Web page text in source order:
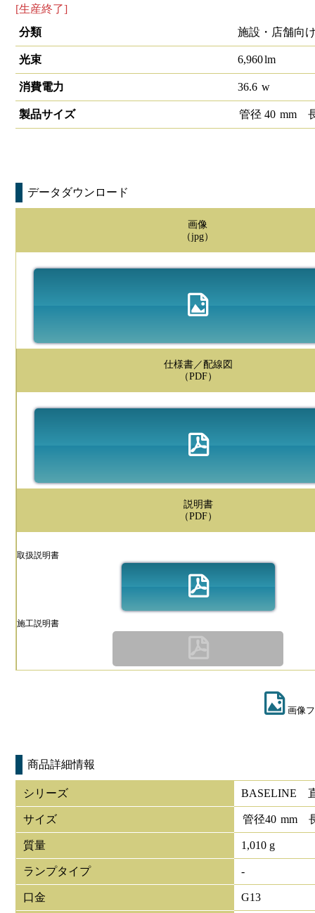
[生産終了]
分類
施設・店舗向
光束 6,960lm
消費電力 36.6 w
製品サイズ 管径 40 mm
データダウンロード
画像
（jpg）
仕様書／配線図
（PDF）
説明書
（PDF）
取扱説明書
施工説明書
画像
商品詳細情報
シリーズ BASELINE
サイズ 管径40 mm
質量 1,010 g
ランプタイプ -
口金 G13